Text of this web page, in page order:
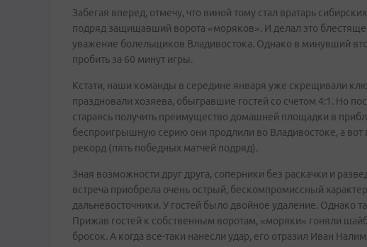
Забегая вперед, отмечу, что виной тому стал вратарь
подряд защищавший ворота «моряков». И делал это
уважение болельщиков Владивостока. Однако в минувший
пробить за 60 минут игры.
Кстати, наши команды в середине января уже скрещивали
праздновали хозяева, обыгравшие гостей со счетом 4:1. Но
стараясь получить преимущество домашней площадки в
беспроигрышную серию они продлили во Владивостоке, а вот
рекорд (пять победных матчей подряд).
Зная возможности друг друга, соперники без раскачки и
встреча приобрела очень острый, бескомпромиссный
дальневосточники. У гостей было двойное удаление. Однако
Прижав гостей к собственным воротам, «моряки» гоняли
бросок. А когда все-таки нанесли удар, его отразил Иван